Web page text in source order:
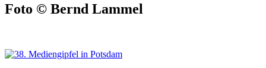
Foto © Bernd Lammel